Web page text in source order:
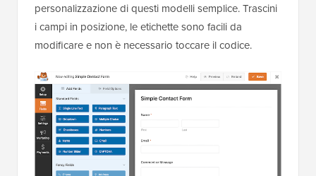
personalizzazione di questi modelli semplice. Trascini
i campi in posizione, le etichette sono facili da
modificare e non è necessario toccare il codice.